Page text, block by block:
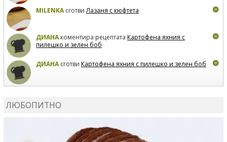
MILENKAсготвиЛазаня с кюфтета
ДИАНАкоментира рецептата Картофена яхния с
пилешко и зелен боб
ДИАНАсготви Картофена яхния с пилешко и зелен боб
ЛЮБОПИТНО